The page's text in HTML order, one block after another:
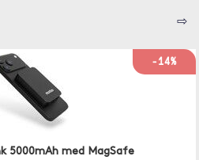
⇨
-14%
5000mAh med MagSafe